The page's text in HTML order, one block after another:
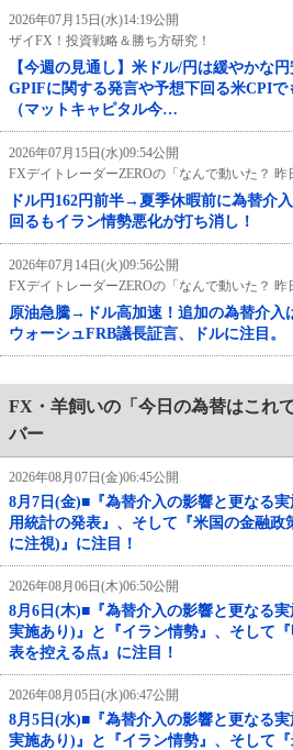
2026年07月15日(水)14:19公開
ザイFX！投資戦略＆勝ち方研究！
【今週の見通し】米ドル/円は緩やかな
GPIFに関する発言や予想下回る米CPI
（マットキャピタル今…
2026年07月15日(水)09:54公開
FXデイトレーダーZEROの「なんで動いた？ 昨
ドル円162円前半→夏季休暇前に為替介
回るもイラン情勢悪化が打ち消し！
2026年07月14日(火)09:56公開
FXデイトレーダーZEROの「なんで動いた？ 昨
原油急騰→ドル高加速！追加の為替介入
ウォーシュFRB議長証言、ドルに注目。
FX・羊飼いの「今日の為替はこれ
バー
2026年08月07日(金)06:45公開
8月7日(金)■『為替介入の影響と更なる
用統計の発表』、そして『米国の金融政
に注視)』に注目！
2026年08月06日(木)06:50公開
8月6日(木)■『為替介入の影響と更なる
実施あり)』と『イラン情勢』、そして
表を控える点』に注目！
2026年08月05日(水)06:47公開
8月5日(水)■『為替介入の影響と更なる
実施あり)』と『イラン情勢』、そして